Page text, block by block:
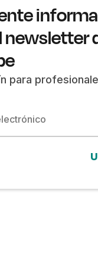
newsletter
para